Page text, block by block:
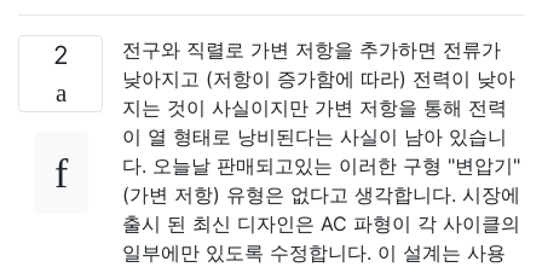
2
전구와 직렬로 가변 저항을 추가하면 전류가
낮아지고 (저항이 증가함에 따라) 전력이 낮아
지는 것이 사실이지만 가변 저항을 통해 전력
이 열 형태로 낭비된다는 사실이 남아 있습니
다. 오늘날 판매되고있는 이러한 구형 "변압기"
(가변 저항) 유형은 없다고 생각합니다. 시장에
출시 된 최신 디자인은 AC 파형이 각 사이클의
일부에만 있도록 수정합니다. 이 설계는 사용